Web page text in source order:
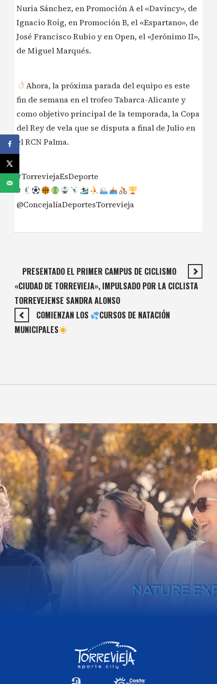
Nuria Sánchez, en Promoción A el «Davincy», de
Ignacio Roig, en Promoción B, el «Espartano», de
José Francisco Rubio y en Open, el «Jerónimo II»,
de Miguel Marqués.
Ahora, la próxima parada del equipo es este
fin de semana en el trofeo Tabarca-Alicante y
como objetivo principal de la temporada, la Copa
del Rey de vela que se disputa a final de Julio en
el RCN Palma.
#TorreviejaEsDeporte
#
@ConcejalíaDeportesTorrevieja
PRESENTADO EL PRIMER CAMPUS DE CICLISMO
«CIUDAD DE TORREVIEJA», IMPULSADO POR LA CICLISTA
TORREVEJENSE SANDRA ALONSO
COMIENZAN LOS
CURSOS DE NATACIÓN
MUNICIPALES